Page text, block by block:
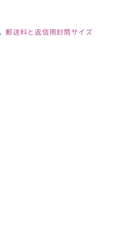
郵送料と返信用封筒サイズ